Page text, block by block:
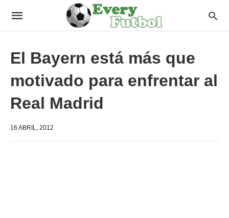
El Bayern está más que
motivado para enfrentar al
Real Madrid
16 ABRIL, 2012